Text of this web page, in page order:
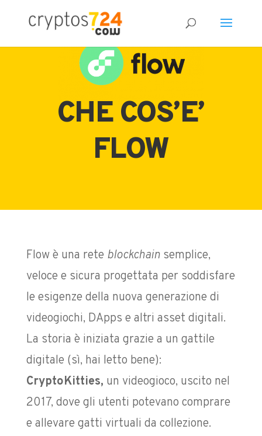
CHE COS’E’
FLOW
Flow è una rete blockchainsemplice,
veloce e sicura progettata per soddisfare
le esigenze della nuova generazione di
videogiochi, DApps e altri asset digitali.
La storia è iniziata grazie a un gattile
digitale (sì, hai letto bene):
CryptoKitties, un videogioco, uscito nel
2017, dove gli utenti potevano comprare
e allevare gatti virtuali da collezione.